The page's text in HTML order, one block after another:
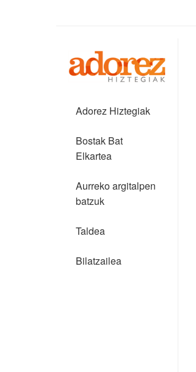
Adorez Hiztegiak
Bostak Bat
Elkartea
Aurreko argitalpen
batzuk
Taldea
Bilatzailea